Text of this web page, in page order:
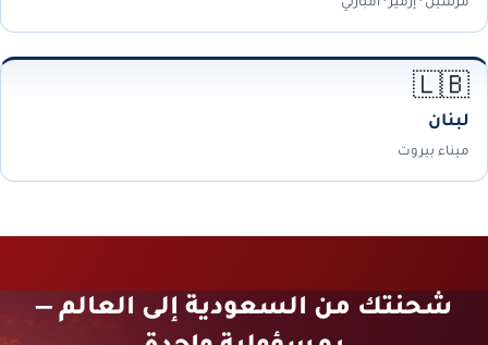
🇱🇧
لبنان
ميناء بيروت
شحنتك من السعودية إلى العالم —